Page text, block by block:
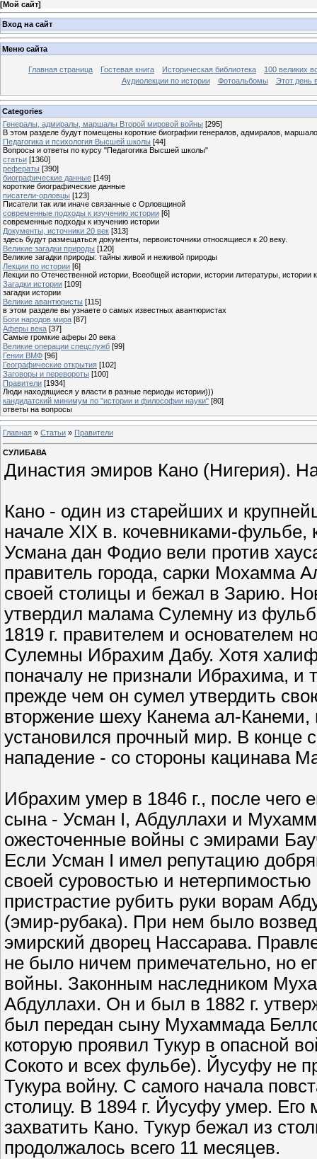
[Мой сайт]
Вход на сайт
Меню сайта
Главная страница Гостевая книга Историческая библиотека
100 великих
Аудиолекции по истории
Фотоальбомы Этот день
Categories
Генералы, адмиралы, маршалы Второй мировой войны [295]
В этом разделе будут помещены короткие биографии генералов, адмиралов,
Педагогика и психология Высшей школы [44]
Вопросы и ответы по курсу "Педагогика Высшей школы"
статьи [1360]
рефераты [390]
биографические данные [149]
короткие биографические данные
писатели-орловцы [123]
Писатели так или иначе связанные с Орловщиной
современные подходы к изучению истории [6]
современные подходы к изучению истории
Документы, источники 20 век [313]
здесь будут размещаться документы, первоисточники относящиеся к 20 веку.
Великие загадки природы [120]
Великие загадки природы: тайны живой и неживой природы
Лекции по истории [6]
Лекции по Отечественной истории, Всеобщей истории, истории литературы, истории
Загадки истории [109]
загадки истории
Великие авантюристы [115]
в этом разделе вы узнаете о самых известных авантюристах
Боги народов мира [87]
Аферы века [37]
Самые громкие аферы 20 века
Великие операции спецслужб [99]
Гении ВМФ [96]
Географические открытия [102]
Заговоры и перевороты [100]
Правители [1934]
Люди находящиеся у власти в разные периоды истории)))
кандидатский минимум по "истории и философии науки" [80]
ответы на вопросы
Главная » Статьи » Правители
СУЛИБАВА
Династия эмиров Кано (Нигерия).
Кано - один из старейших и
начале XIX в. кочевниками-фульбе,
Усмана дан Фодио вели против
правитель города, сарки Мохамма
своей столицы и бежал в Зарию.
утвердил малама Сулемну из
1819 г. правителем и основателем
Сулемны Ибрахим Дабу. Хотя халиф
поначалу не признали Ибрахима, и
прежде чем он сумел утвердить
вторжение шеху Канема ал-Канеми,
установился прочный мир. В конце
нападение - со стороны кацинава
Ибрахим умер в 1846 г., после чего
сына - Усман I, Абдуллахи и
ожесточенные войны с эмирами
Если Усман I имел репутацию
своей суровостью и нетерпимостью
пристрастие рубить руки ворам
(эмир-рубака). При нем было
эмирский дворец Нассарава.
не было ничем примечательно, но
войны. Законным наследником
Абдуллахи. Он и был в 1882 г.
был передан сыну Мухаммада
которую проявил Тукур в опасной
Сокото и всех фульбе). Йусуфу не
Тукура войну. С самого начала
столицу. В 1894 г. Йусуфу умер.
захватить Кано. Тукур бежал из
продолжалось всего 11 месяцев.